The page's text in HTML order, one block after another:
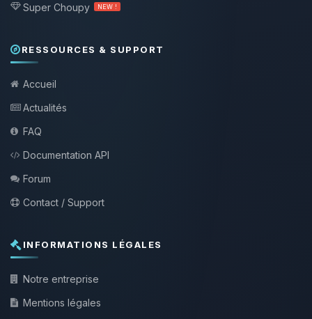
Super Choupy NEW !
RESSOURCES & SUPPORT
Accueil
Actualités
FAQ
Documentation API
Forum
Contact / Support
INFORMATIONS LÉGALES
Notre entreprise
Mentions légales